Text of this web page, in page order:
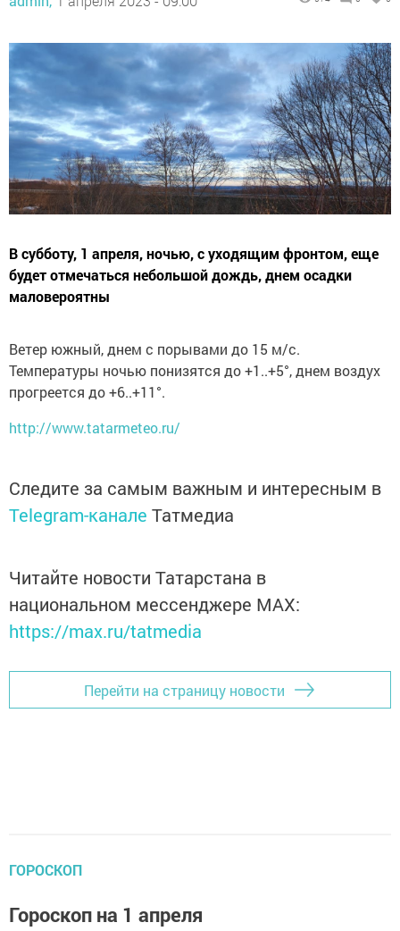
В субботу, 1 апреля, ночью, с уходящим фронтом, еще
будет отмечаться небольшой дождь, днем осадки
маловероятны
Ветер южный, днем с порывами до 15 м/с.
Температуры ночью понизятся до +1..+5°, днем воздух
прогреется до +6..+11°.
http://www.tatarmeteo.ru/
Следите за самым важным и интересным в
Telegram-канале Татмедиа
Читайте новости Татарстана в
национальном мессенджере MАХ:
https://max.ru/tatmedia
Перейти на страницу новости
ГОРОСКОП
Гороскоп на 1 апреля